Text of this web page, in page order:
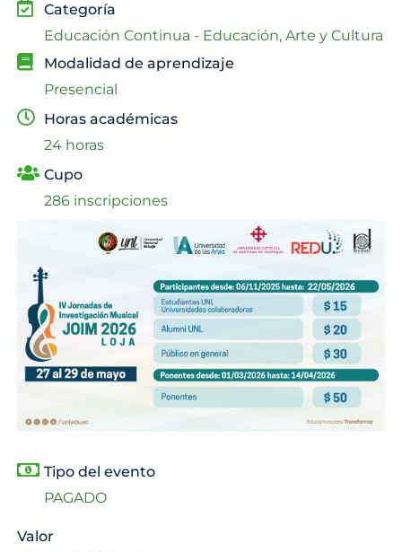
Categoría
Educación Continua - Educación, Arte y Cultura
Modalidad de aprendizaje
Presencial
Horas académicas
24 horas
Cupo
286 inscripciones
Tipo del evento
PAGADO
Valor